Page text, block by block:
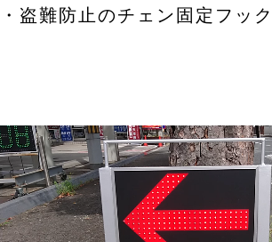
・盗難防止のチェン固定フッ